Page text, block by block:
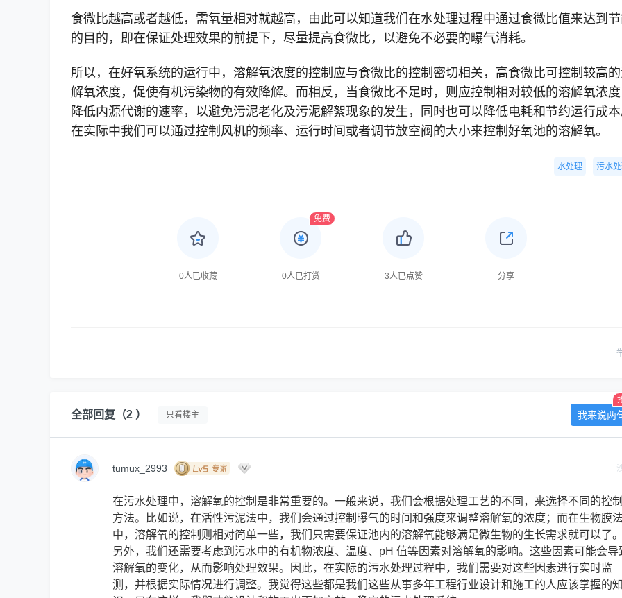
食微比越高或者越低，需氧量相对就越高，由此可以知道我们在水处理过程中通过食微比值来达到
的目的，即在保证处理效果的前提下，尽量提高食微比，以避免不必要的曝气消耗。
所以，在好氧系统的运行中，溶解氧浓度的控制应与食微比的控制密切相关，高食微比可控制较高
解氧浓度，促使有机污染物的有效降解。而相反，当食微比不足时，则应控制相对较低的溶解氧浓度
降低内源代谢的速率，以避免污泥老化及污泥解絮现象的发生，同时也可以降低电耗和节约运行成本
在实际中我们可以通过控制风机的频率、运行时间或者调节放空阀的大小来控制好氧池的溶解氧。
污水
水处理
0人已收藏 0人已打赏
免费
3人已点赞 分享
全部回复 （2 ） 只看楼主 我来说两
tumux_2993
在污水处理中，溶解氧的控制是非常重要的。一般来说，我们会根据处理工艺的不同，来选择不同的控制
方法。比如说，在活性污泥法中，我们会通过控制曝气的时间和强度来调整溶解氧的浓度；而在生物膜法
中，溶解氧的控制则相对简单一些，我们只需要保证池内的溶解氧能够满足微生物的生长需求就可以了。
另外，我们还需要考虑到污水中的有机物浓度、温度、pH 值等因素对溶解氧的影响。这些因素可能会导
溶解氧的变化，从而影响处理效果。因此，在实际的污水处理过程中，我们需要对这些因素进行实时监
测，并根据实际情况进行调整。我觉得这些都是我们这些从事多年工程行业设计和施工的人应该掌握的知